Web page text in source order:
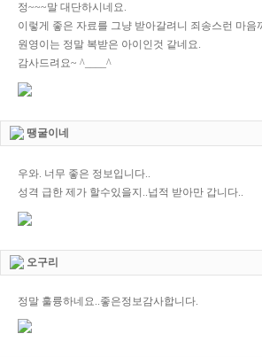
정~~~말 대단하시네요.
이렇게 좋은 자료를 그냥 받아갈려니 죄송스런 마음
원영이는 정말 복받은 아이인것 같네요.
감사드려요~ ^____^
땡굴이네
우와. 너무 좋은 정보입니다..
성격 급한 제가 할수있을지..넙적 받아만 갑니다..
오구리
정말 훌륭하네요..좋은정보감사합니다.